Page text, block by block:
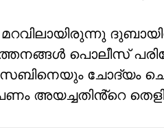
പൊലീസ്
ചോദ്യം
അയച്ചതിൻ്റെ